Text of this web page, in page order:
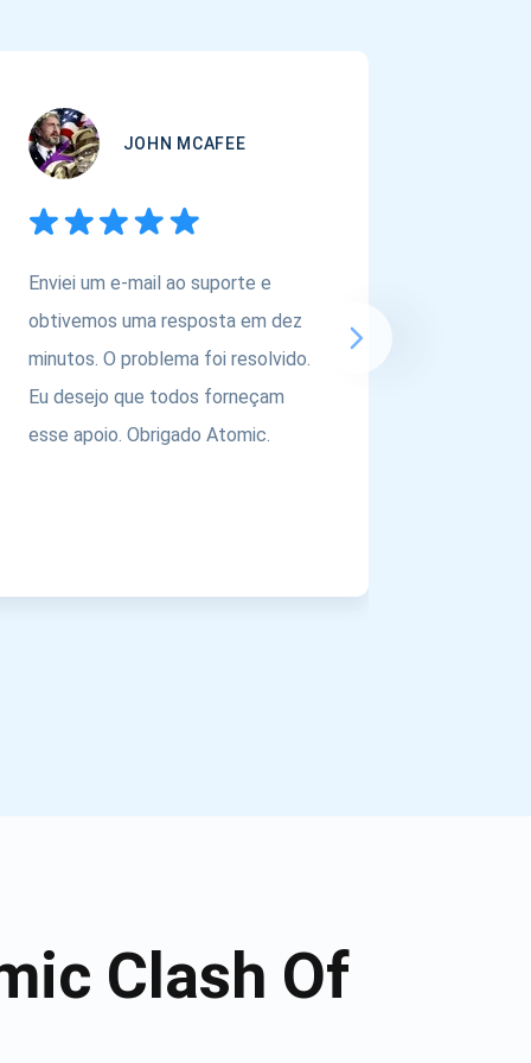
JOHN MCAFEE
Enviei um e-mail ao suporte e
obtivemos uma resposta em dez
minutos. O problema foi resolvido.
Eu desejo que todos forneçam
esse apoio. Obrigado Atomic.
Clash Of